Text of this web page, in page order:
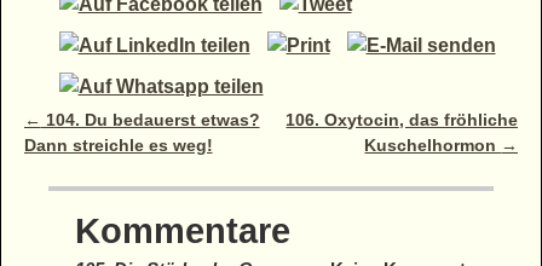
Artikelnavigation
← 104. Du bedauerst etwas?
Dann streichle es weg!
106. Oxytocin, das fröhliche
Kuschelhormon →
Kommentare